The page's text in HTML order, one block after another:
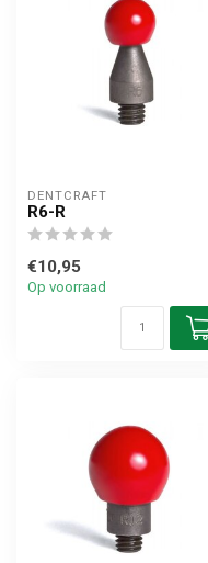
DENTCRAFT
R6-R
€10,95
Op voorraad